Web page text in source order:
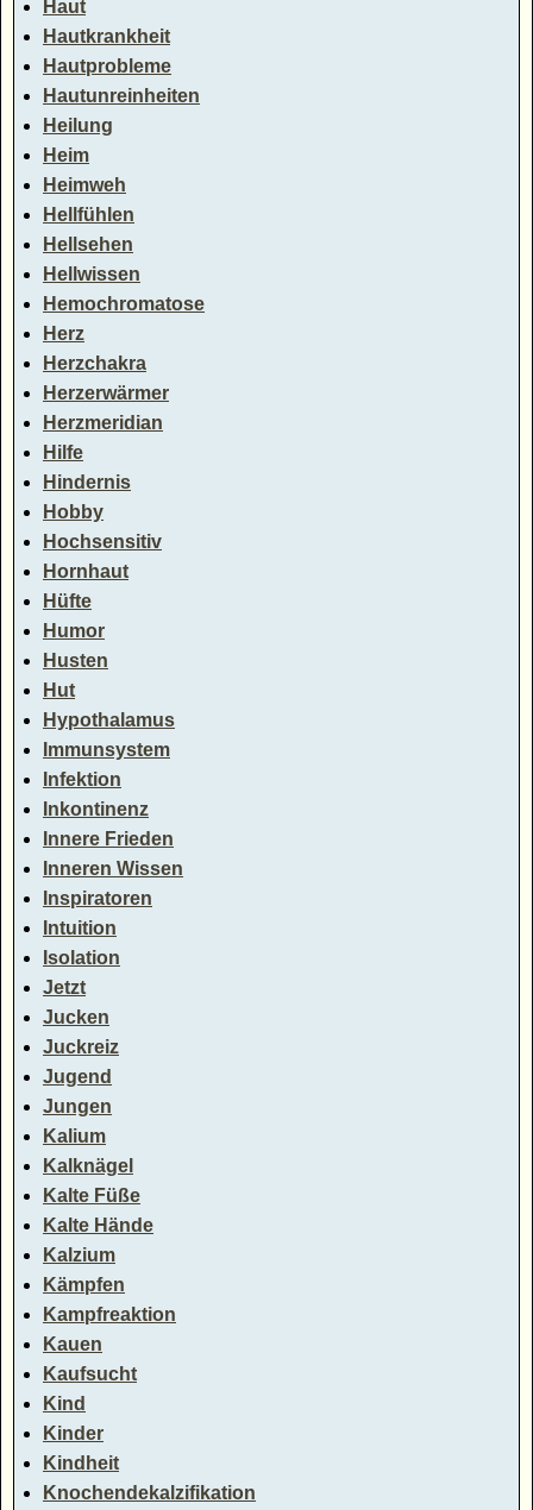
Haut
Hautkrankheit
Hautprobleme
Hautunreinheiten
Heilung
Heim
Heimweh
Hellfühlen
Hellsehen
Hellwissen
Hemochromatose
Herz
Herzchakra
Herzerwärmer
Herzmeridian
Hilfe
Hindernis
Hobby
Hochsensitiv
Hornhaut
Hüfte
Humor
Husten
Hut
Hypothalamus
Immunsystem
Infektion
Inkontinenz
Innere Frieden
Inneren Wissen
Inspiratoren
Intuition
Isolation
Jetzt
Jucken
Juckreiz
Jugend
Jungen
Kalium
Kalknägel
Kalte Füße
Kalte Hände
Kalzium
Kämpfen
Kampfreaktion
Kauen
Kaufsucht
Kind
Kinder
Kindheit
Knochendekalzifikation